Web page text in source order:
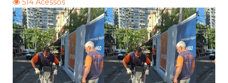
514 Acessos